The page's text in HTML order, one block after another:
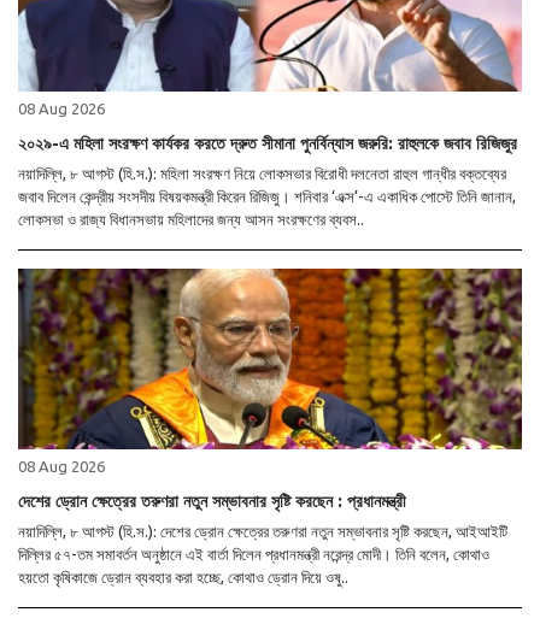
08 Aug 2026
২০২৯-এ মহিলা সংরক্ষণ কার্যকর করতে দ্রুত সীমানা পুনর্বিন্যাস জরুরি: রাহুলকে জবাব রিজিজুর
নয়াদিল্লি, ৮ আগস্ট (হি.স.): মহিলা সংরক্ষণ নিয়ে লোকসভার বিরোধী দলনেতা রাহুল গান্ধীর বক্তব্যের
জবাব দিলেন কেন্দ্রীয় সংসদীয় বিষয়কমন্ত্রী কিরেন রিজিজু। শনিবার ‘এক্স’-এ একাধিক পোস্টে তিনি জানান,
লোকসভা ও রাজ্য বিধানসভায় মহিলাদের জন্য আসন সংরক্ষণের ব্যবস..
08 Aug 2026
দেশের ড্রোন ক্ষেত্রের তরুণরা নতুন সম্ভাবনার সৃষ্টি করছেন : প্রধানমন্ত্রী
নয়াদিল্লি, ৮ আগস্ট (হি.স.): দেশের ড্রোন ক্ষেত্রের তরুণরা নতুন সম্ভাবনার সৃষ্টি করছেন, আইআইটি
দিল্লির ৫৭-তম সমাবর্তন অনুষ্ঠানে এই বার্তা দিলেন প্রধানমন্ত্রী নরেন্দ্র মোদী। তিনি বলেন, কোথাও
হয়তো কৃষিকাজে ড্রোন ব্যবহার করা হচ্ছে, কোথাও ড্রোন দিয়ে ওষু..